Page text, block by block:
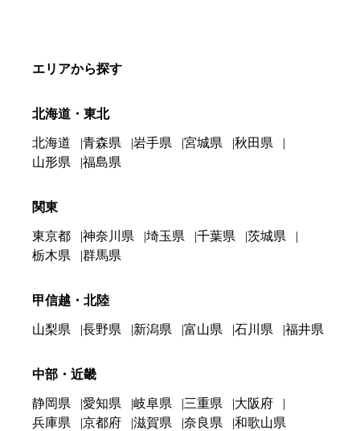
エリアから探す
北海道・東北
北海道 青森県 岩手県 宮城県
秋田県
山形県
福島県
関東
東京都 神奈川県 埼玉県 千葉県
茨城県
栃木県
群馬県
甲信越・北陸
山梨県 長野県 新潟県 富山県 石川県 福井県
中部・近畿
静岡県 愛知県 岐阜県 三重県
大阪府
兵庫県
京都府 滋賀県 奈良県 和歌山県